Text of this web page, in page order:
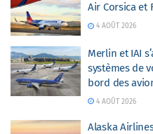
Air Corsica et
4 AOÛT 2026
Merlin et IAI
systèmes de
bord des
4 AOÛT 2026
Alaska